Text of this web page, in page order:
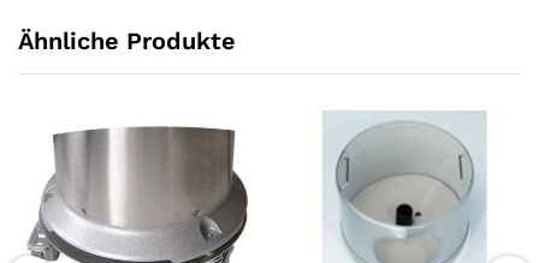
Ähnliche Produkte